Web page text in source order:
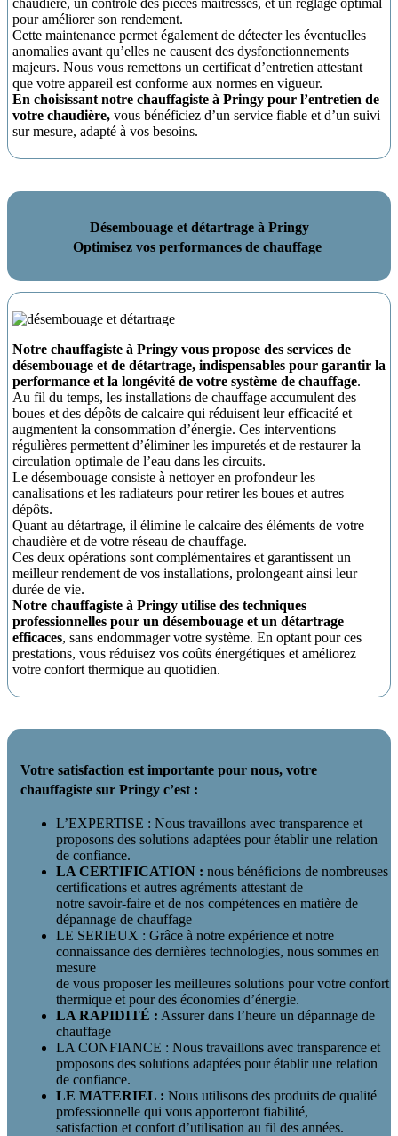
pour améliorer son rendement.
Cette maintenance permet également de détecter les éventuelles
anomalies avant qu’elles ne causent des dysfonctionnements
majeurs. Nous vous remettons un certificat d’entretien attestant
que votre appareil est conforme aux normes en vigueur.
En choisissant notre chauffagiste à Pringy pour l’entretien de
votre chaudière, vous bénéficiez d’un service fiable et d’un suivi
sur mesure, adapté à vos besoins.
Désembouage et détartrage à Pringy
Optimisez vos performances de chauffage
Notre chauffagiste à Pringy vous propose des services de
désembouage et de détartrage, indispensables pour garantir la
performance et la longévité de votre système de chauffage.
Au fil du temps, les installations de chauffage accumulent des
boues et des dépôts de calcaire qui réduisent leur efficacité et
augmentent la consommation d’énergie. Ces interventions
régulières permettent d’éliminer les impuretés et de restaurer la
circulation optimale de l’eau dans les circuits.
Le désembouage consiste à nettoyer en profondeur les
canalisations et les radiateurs pour retirer les boues et autres
dépôts.
Quant au détartrage, il élimine le calcaire des éléments de votre
chaudière et de votre réseau de chauffage.
Ces deux opérations sont complémentaires et garantissent un
meilleur rendement de vos installations, prolongeant ainsi leur
durée de vie.
Notre chauffagiste à Pringy utilise des techniques
professionnelles pour un désembouage et un détartrage
efficaces, sans endommager votre système. En optant pour ces
prestations, vous réduisez vos coûts énergétiques et améliorez
votre confort thermique au quotidien.
Votre satisfaction est importante pour nous, votre
chauffagiste sur Pringy c’est :
L’EXPERTISE : Nous travaillons avec transparence et
proposons des solutions adaptées pour établir une relation
de confiance.
LA CERTIFICATION : nous bénéficions de nombreuses
certifications et autres agréments attestant de
notre savoir-faire et de nos compétences en matière de
dépannage de chauffage
LE SERIEUX : Grâce à notre expérience et notre
connaissance des dernières technologies, nous sommes en
mesure
de vous proposer les meilleures solutions pour votre confort
thermique et pour des économies d’énergie.
LA RAPIDITÉ : Assurer dans l’heure un dépannage de
chauffage
LA CONFIANCE : Nous travaillons avec transparence et
proposons des solutions adaptées pour établir une relation
de confiance.
LE MATERIEL : Nous utilisons des produits de qualité
professionnelle qui vous apporteront fiabilité,
satisfaction et confort d’utilisation au fil des années.